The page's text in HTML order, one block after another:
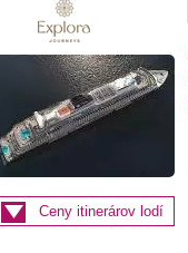
Ceny itinerárov lodí